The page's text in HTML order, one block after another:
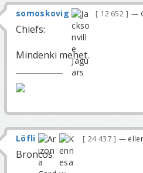
somoskovig 12 652 —
Chiefs:
Mindenki mehet.
Löfli 24 437 —
Broncos